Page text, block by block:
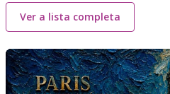
Ver a lista completa